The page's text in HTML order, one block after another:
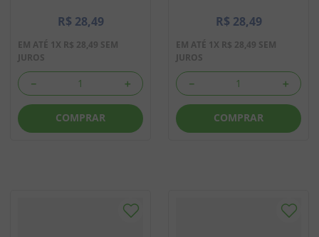
R$ 28,49
EM ATÉ 1X R$ 28,49 SEM
JUROS
＋
－
COMPRAR
R$ 28,49
EM ATÉ 1X R$ 28,49 SEM
JUROS
＋
－
COMPRAR